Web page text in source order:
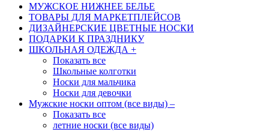
МУЖСКОЕ НИЖНЕЕ БЕЛЬЕ
ТОВАРЫ ДЛЯ МАРКЕТПЛЕЙСОВ
ДИЗАЙНЕРСКИЕ ЦВЕТНЫЕ НОСКИ
ПОДАРКИ К ПРАЗДНИКУ
ШКОЛЬНАЯ ОДЕЖДА +
Показать все
Школьные колготки
Носки для мальчика
Носки для девочки
Мужские носки оптом (все виды) –
Показать все
летние носки (все виды)